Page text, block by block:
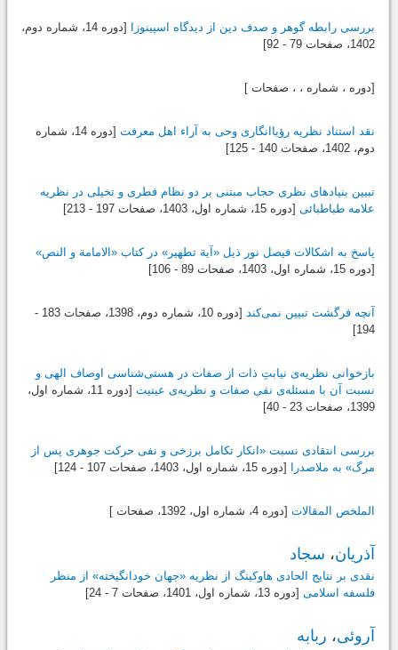
بررسی رابطه گوهر و صدف دین از دیدگاه اسپینوزا [دوره 14، شماره دوم،
1402، صفحات 79 - 92]
[دوره ، شماره ، ، صفحات ]
نقد استناد نظریه رؤیاانگاری وحی به آراء اهل معرفت
[دوره 14، شماره
دوم، 1402، صفحات 140 - 125]
تبیین بنیادهای نظری حجاب مبتنی بر دو نظام فطری و تخیلی در نظریه
علامه طباطبائی [دوره 15، شماره اول، 1403، صفحات 197 - 213]
پاسخ به اشکالات فیصل نور ذیل «آیة تطهیر» در کتاب «الامامة و النص»
[دوره 15، شماره اول،
1403، صفحات 89 - 106]
آنچه فرگشت تبیین نمی‌کند [دوره 10، شماره دوم، 1398
، صفحات 183 -
194]
بازخوانی نظریه‌ی نیابتِ ذات از صفات در هستی‌شناسی اوصاف الهی و
نسبت آن با مسئله‌ی نفی صفات و نظریه‌ی عینیت [دوره 11، شماره اول،
1399، صفحات 23 - 40]
بررسی انتقادی نسبت «انکار تکامل برزخی و نفی حرکت جوهری پس از
مرگ» به ملاصدرا [دوره 15، شماره اول، 1403، صفحات 107 - 124]
الملخص المقالات [دوره 4، شماره اول، 1392، صفحات ]
آذریان، سجاد
نقدی بر نتایج الحادی هاوکینگ از نظریه «جهان خودانگیخته» از منظر
فلسفه اسلامی [دوره 13، شماره اول، 1401، صفحات 7 - 24]
آروئی، ربابه